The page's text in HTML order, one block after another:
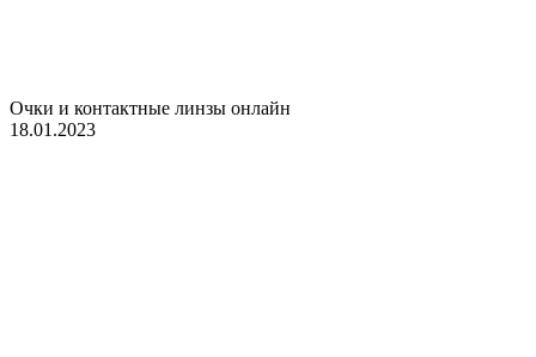
Очки и контактные линзы онлайн
18.01.2023